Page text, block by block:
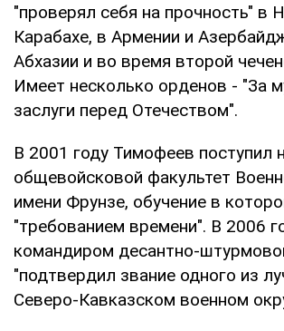
"проверял себя на прочность" в
Карабахе, в Армении и
Абхазии и во время второй
Имеет несколько орденов - "За
заслуги перед Отечеством".
В 2001 году Тимофеев поступил
общевойсковой факультет
имени Фрунзе, обучение в
"требованием времени". В 2006
командиром десантно-
"подтвердил звание одного из
Северо-Кавказском военном